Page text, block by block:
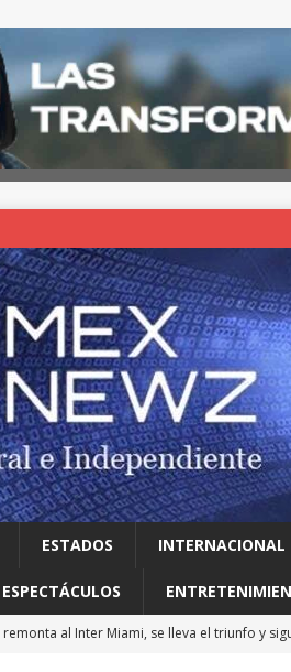
ESTADOS INTERNACIONAL
ESPECTÁCULOS
remonta al Inter Miami, se lleva el triunfo y